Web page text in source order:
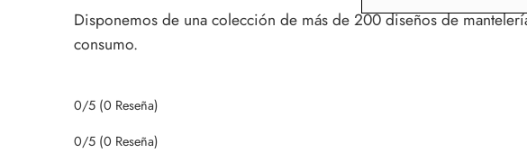
Disponemos de una colección de más de 200 diseños de
consumo.
0/5 (0 Reseña)
0/5 (0 Reseña)